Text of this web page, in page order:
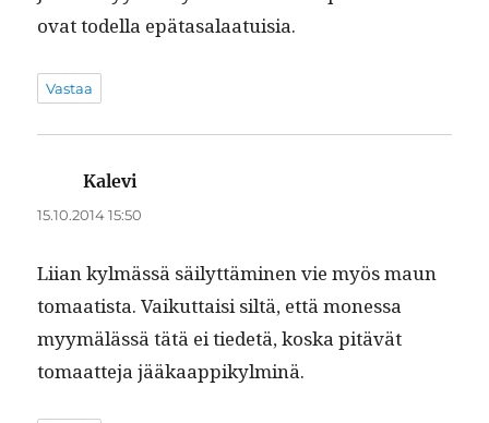
ovat todel­la epätasalaatuisia.
Vastaa
Kalevi
15.10.2014 15:50
Liian kylmässä säi­lyt­tämi­nen vie myös maun
tomaatista. Vaikut­taisi siltä, että mon­es­sa
myymälässä tätä ei tiede­tä, kos­ka pitävät
tomaat­te­ja jääkaappikylminä.